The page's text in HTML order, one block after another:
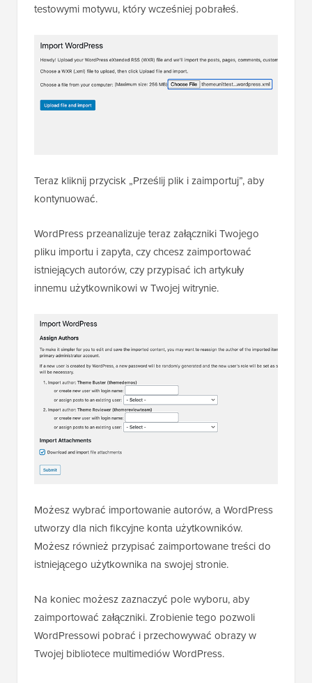
testowymi motywu, który wcześniej pobrałeś.
Teraz kliknij przycisk „Prześlij plik i zaimportuj”, aby
kontynuować.
WordPress przeanalizuje teraz załączniki Twojego
pliku importu i zapyta, czy chcesz zaimportować
istniejących autorów, czy przypisać ich artykuły
innemu użytkownikowi w Twojej witrynie.
Możesz wybrać importowanie autorów, a WordPress
utworzy dla nich fikcyjne konta użytkowników.
Możesz również przypisać zaimportowane treści do
istniejącego użytkownika na swojej stronie.
Na koniec możesz zaznaczyć pole wyboru, aby
zaimportować załączniki. Zrobienie tego pozwoli
WordPressowi pobrać i przechowywać obrazy w
Twojej bibliotece multimediów WordPress.